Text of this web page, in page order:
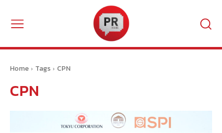
Home Tags CPN
CPN